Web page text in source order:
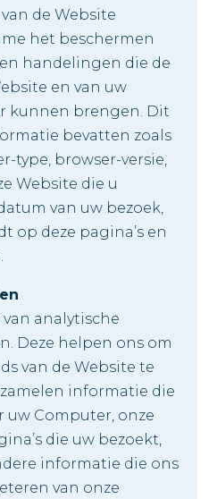
de Website
het beschermen
handelingen die de
en van uw
kunnen brengen. Dit
bevatten zoals
type, browser-versie,
Website die u
van uw bezoek,
op deze pagina’s en
analytische
Deze helpen ons om
van de Website te
informatie die
uw Computer, onze
die uw bezoekt,
informatie die ons
van onze